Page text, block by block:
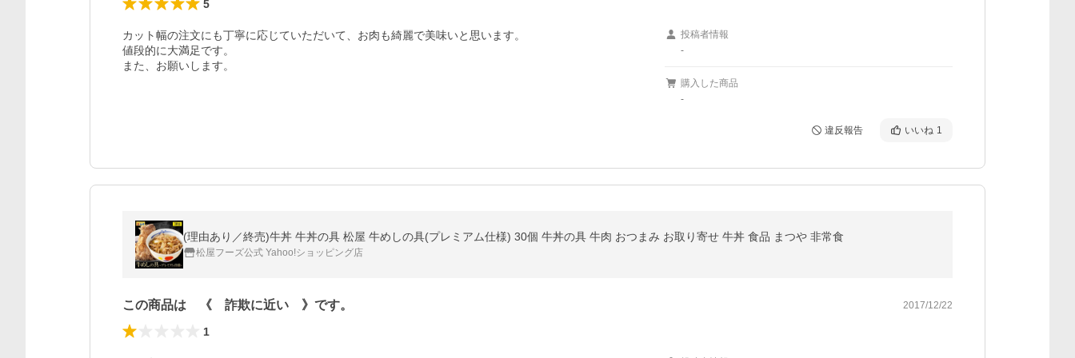
5
カット幅の注文にも丁寧に応じていただいて、お肉も綺麗で美味いと思います。
値段的に大満足です。
また、お願いします。
投稿者情報
-
購入した商品
-
違反報告 いいね 1
(理由あり／終売)牛丼 牛丼の具 松屋 牛めしの具(プレミアム仕様) 30個 牛丼の具 牛肉 おつまみ お取り寄せ 牛丼 食品 まつや 非常食
松屋フーズ公式 Yahoo!ショッピング店
この商品は 《 詐欺に近い 》です。 2017/12/22
1